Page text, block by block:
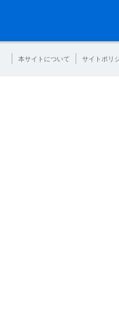
本サイトについて サイトポリ